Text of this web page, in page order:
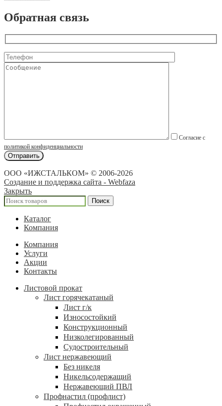
Обратная связь
Согласие с
политикой конфиденциальности
ООО «ИЖСТАЛЬКОМ» © 2006-2026
Создание и поддержка сайта - Webfaza
Закрыть
Поиск
Каталог
Компания
Компания
Услуги
Акции
Контакты
Листовой прокат
Лист горячекатаный
Лист г/к
Износостойкий
Конструкционный
Низколегированный
Судостроительный
Лист нержавеющий
Без никеля
Никельсодержащий
Нержавеющий ПВЛ
Профнастил (профлист)